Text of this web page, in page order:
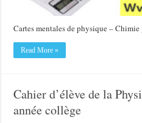
Cartes mentales de physique –
Read More »
Cahier d’élève de la
année collège